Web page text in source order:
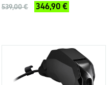
539,00 € 346,90 €